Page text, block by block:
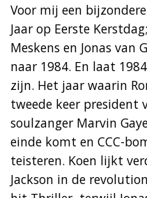
Voor mij een
Jaar op Eerste
Meskens en Jonas van
naar 1984. En laat
zijn. Het jaar waarin
tweede keer president
soulzanger Marvin
einde komt en CCC-
teisteren. Koen lijkt
Jackson in de